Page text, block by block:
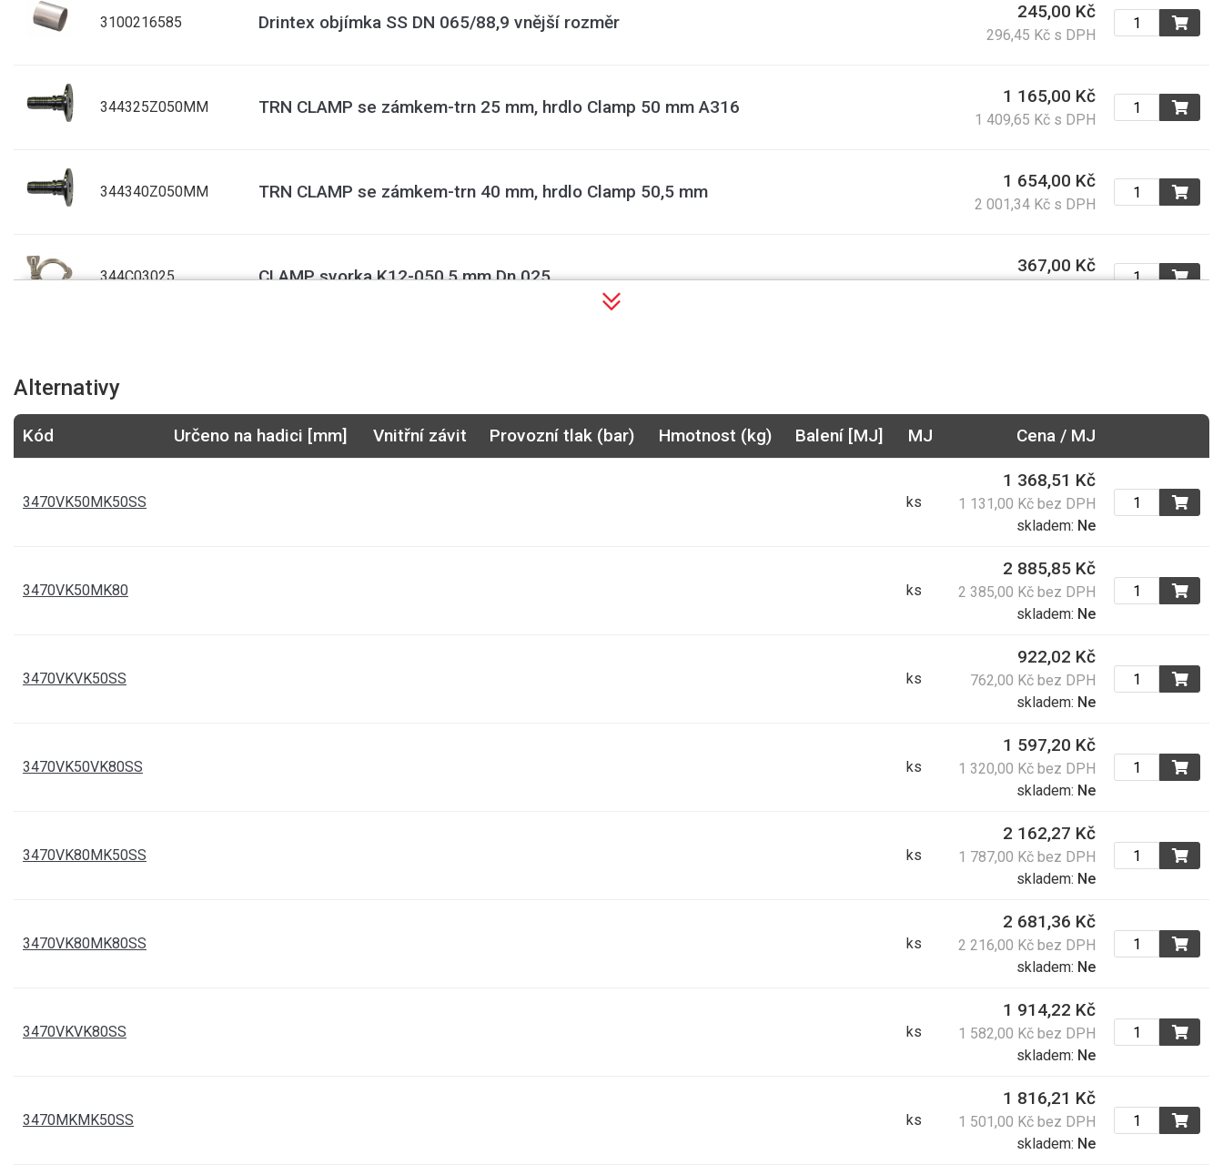
3100216585 Drintex objímka SS DN 065/88,9 vnější rozměr
245,00 Kč
296,45 Kč s DPH
344325Z050MM TRN CLAMP se zámkem-trn 25 mm, hrdlo Clamp 50 mm A316
1 165,00 Kč
1 409,65 Kč s DPH
344340Z050MM TRN CLAMP se zámkem-trn 40 mm, hrdlo Clamp 50,5 mm
1 654,00 Kč
2 001,34 Kč s DPH
344C03025 CLAMP svorka K12-050,5 mm Dn 025
367,00 Kč
3470GFR50/TE TANKER těsnění GFR050/TE MK i VK 2" PTFE
50,00 Kč
60,50 Kč s DPH
32,00 Kč
59,00 Kč
360,00 Kč
435,60 Kč s DPH
134,40 Kč
162,62 Kč s DPH
567,00 Kč
686,07 Kč s DPH
3470MB50AL
167,00 Kč
202,07 Kč s DPH
3470MB80AL
308,00 Kč
372,68 Kč s DPH
3470MB80SS
741,00 Kč
896,61 Kč s DPH
Alternativy
Kód Určeno na hadici [mm] Vnitřní závit Provozní tlak (bar) Hmotnost (kg) Balení [MJ] MJ Cena / MJ
3470VK50MK50SS ks
1 368,51 Kč
1 131,00 Kč bez DPH
skladem: Ne
3470VK50MK80 ks
2 885,85 Kč
2 385,00 Kč bez DPH
skladem: Ne
3470VKVK50SS ks
922,02 Kč
762,00 Kč bez DPH
skladem: Ne
3470VK50VK80SS ks
1 597,20 Kč
1 320,00 Kč bez DPH
skladem: Ne
3470VK80MK50SS ks
2 162,27 Kč
1 787,00 Kč bez DPH
skladem: Ne
3470VK80MK80SS ks
2 681,36 Kč
2 216,00 Kč bez DPH
skladem: Ne
3470VKVK80SS ks
1 914,22 Kč
1 582,00 Kč bez DPH
skladem: Ne
3470MKMK50SS ks
1 816,21 Kč
1 501,00 Kč bez DPH
skladem: Ne